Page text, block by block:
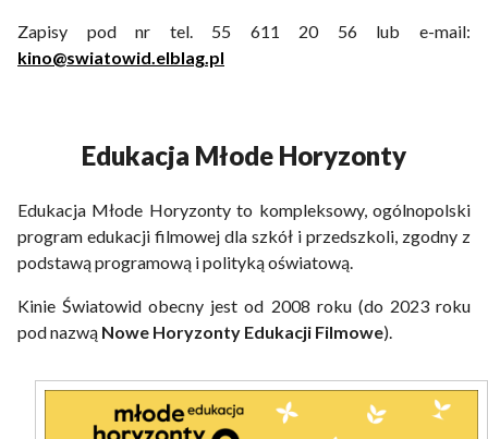
Zapisy pod nr tel. 55 611 20 56 lub e-mail:
kino@swiatowid.elblag.pl
Edukacja Młode Horyzonty
Edukacja Młode Horyzonty to kompleksowy, ogólnopolski
program edukacji filmowej dla szkół i przedszkoli, zgodny z
podstawą programową i polityką oświatową.
Kinie Światowid obecny jest od 2008 roku (do 2023 roku
pod nazwą Nowe Horyzonty Edukacji Filmowe).